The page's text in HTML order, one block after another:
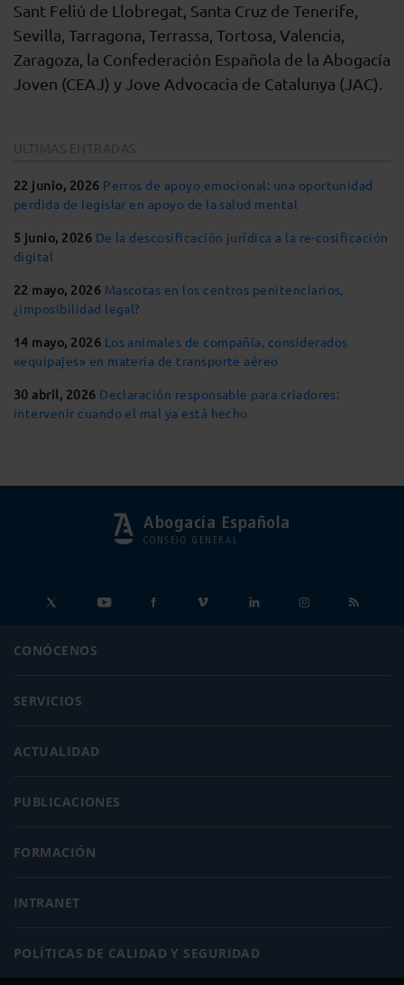
Sant Feliú de Llobregat, Santa Cruz de Tenerife,
Sevilla, Tarragona, Terrassa, Tortosa, Valencia,
Zaragoza, la Confederación Española de la Abogacía
Joven (CEAJ) y Jove Advocacia de Catalunya (JAC).
ULTIMAS ENTRADAS
22 junio, 2026 Perros de apoyo emocional: una oportunidad
perdida de legislar en apoyo de la salud mental
5 junio, 2026 De la descosificación jurídica a la re-cosificación
digital
22 mayo, 2026 Mascotas en los centros penitenciarios,
¿imposibilidad legal?
14 mayo, 2026 Los animales de compañía, considerados
«equipajes» en materia de transporte aéreo
30 abril, 2026 Declaración responsable para criadores:
intervenir cuando el mal ya está hecho
Abogacía Española
CONSEJO GENERAL
CONÓCENOS
SERVICIOS
ACTUALIDAD
PUBLICACIONES
FORMACIÓN
INTRANET
POLÍTICAS DE CALIDAD Y SEGURIDAD